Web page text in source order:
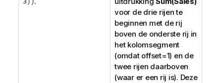
voor de drie rijen te
beginnen met de rij
boven de onderste rij in
het kolomsegment
(omdat offset=1) en de
twee rijen daarboven
(waar er een rij is). Deze